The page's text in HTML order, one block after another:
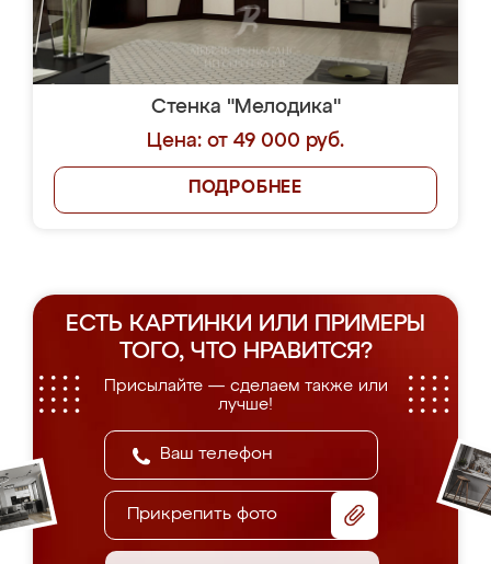
Стенка "Мелодика"
Цена: от 49 000 руб.
ПОДРОБНЕЕ
ЕСТЬ КАРТИНКИ ИЛИ ПРИМЕРЫ
ТОГО, ЧТО НРАВИТСЯ?
Присылайте — сделаем также или
лучше!
Прикрепить фото